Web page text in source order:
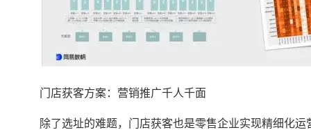
门店获客方案：营销推广千人千面
除了选址的难题，门店获客也是零售企业实现精细化运